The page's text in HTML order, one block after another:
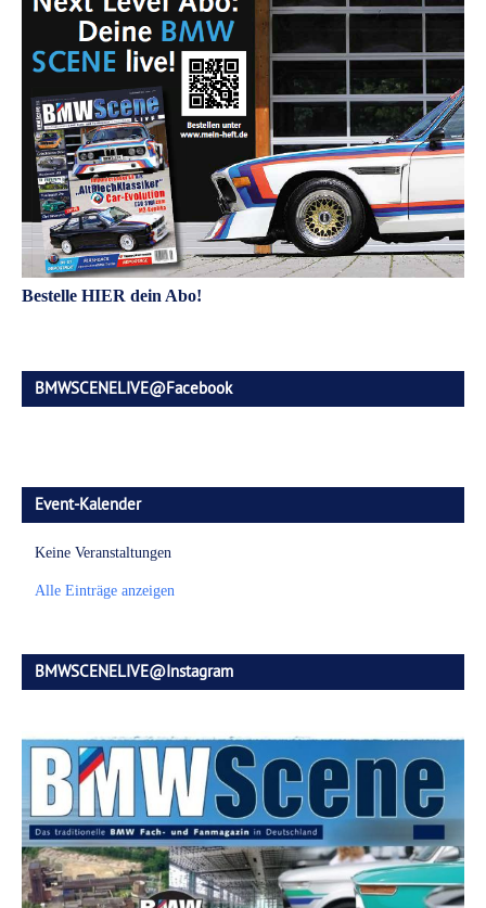
Bestelle HIER dein Abo!
BMWSCENELIVE@Facebook
Event-Kalender
Keine Veranstaltungen
Alle Einträge anzeigen
BMWSCENELIVE@Instagram